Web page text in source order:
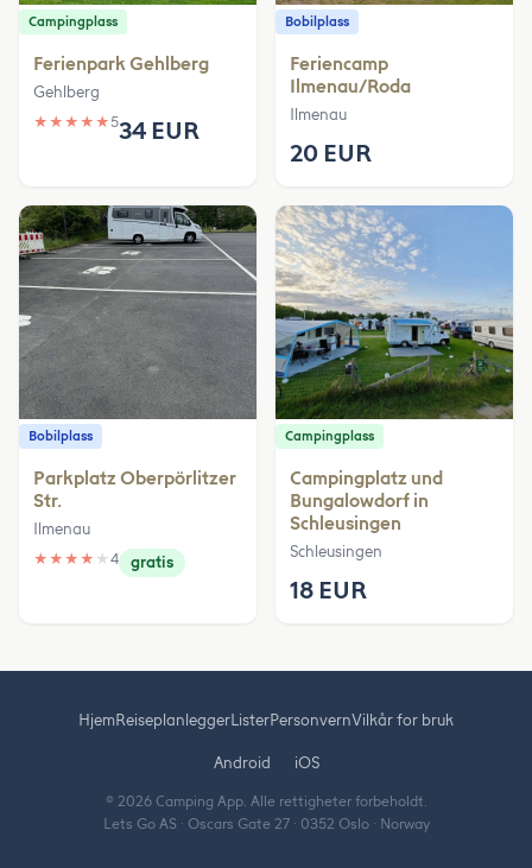
Campingplass
Ferienpark Gehlberg
Gehlberg
★ ★ ★ ★ ★534 EUR
Bobilplass
Feriencamp
Ilmenau/Roda
Ilmenau
20 EUR
Bobilplass
Parkplatz Oberpörlitzer
Str.
Ilmenau
★ ★ ★ ★ ★ 4 gratis
Campingplass
Campingplatz und
Bungalowdorf in
Schleusingen
Schleusingen
18 EUR
HjemReiseplanleggerListerPersonvernVilkår for bruk
Android iOS
© 2026 Camping App. Alle rettigheter forbeholdt.
Lets Go AS · Oscars Gate 27 · 0352 Oslo · Norway